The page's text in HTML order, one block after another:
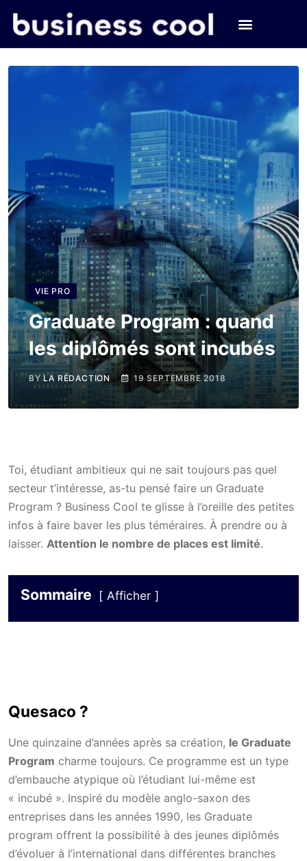
VIE PRO
Graduate Program : quand
les diplômés sont incubés
BYLA RÉDACTION 19 SEPTEMBRE 2018
Toi, étudiant ambitieux qui ne sait toujours pas quel
secteur t’intéresse, as-tu pensé faire un Graduate
Program ? Business Cool te glisse à l’oreille des petites
infos à faire baver les plus téméraires. À prendre ou à
laisser. Attention le nombre de places est limité.
Sommaire Afficher
Quesaco ?
Une quinzaine d’années après sa création, le Graduate
Program charme toujours. Ce programme est un type
d’embauche atypique où l’étudiant lui-même est
« incubé ». Inspiré du modèle anglo-saxon des
entreprises dans les années 1990, les Graduate
program offrent la possibilité à des jeunes diplômés
d’évoluer à l’international dans différentes branches